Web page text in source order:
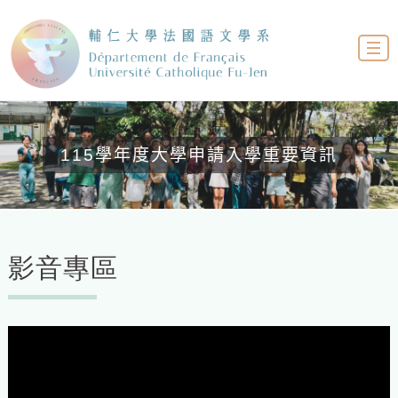
115學年度大學申請入學重要資訊
115學年度法文系大學申請入學第二階段面
試時間公告
影音專區